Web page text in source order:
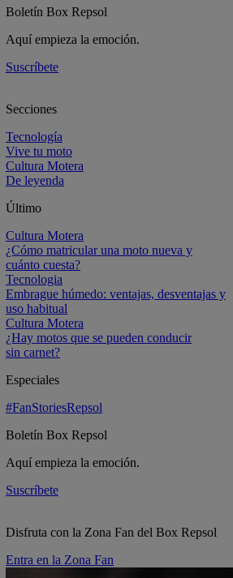
Boletín Box Repsol
Aquí empieza la emoción.
Suscríbete
Secciones
Tecnología
Vive tu moto
Cultura Motera
De leyenda
Último
Cultura Motera
¿Cómo matricular una moto nueva y
cuánto cuesta?
Tecnologia
Embrague húmedo: ventajas, desventajas y
uso habitual
Cultura Motera
¿Hay motos que se pueden conducir
sin carnet?
Especiales
#FanStoriesRepsol
Boletín Box Repsol
Aquí empieza la emoción.
Suscríbete
Disfruta con la Zona Fan del Box Repsol
Entra en la Zona Fan